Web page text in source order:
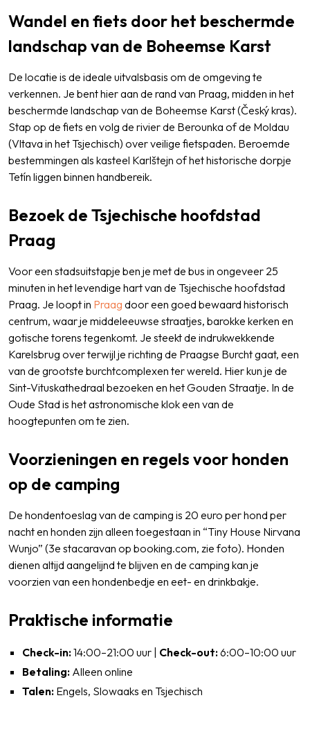
Wandel en fiets door het beschermde
landschap van de Boheemse Karst
De locatie is de ideale uitvalsbasis om de omgeving te
verkennen. Je bent hier aan de rand van Praag, midden in het
beschermde landschap van de Boheemse Karst (Český kras).
Stap op de fiets en volg de rivier de Berounka of de Moldau
(Vltava in het Tsjechisch) over veilige fietspaden. Beroemde
bestemmingen als kasteel Karlštejn of het historische dorpje
Tetín liggen binnen handbereik.
Bezoek de Tsjechische hoofdstad
Praag
Voor een stadsuitstapje ben je met de bus in ongeveer 25
minuten in het levendige hart van de Tsjechische hoofdstad
Praag. Je loopt in Praag door een goed bewaard historisch
centrum, waar je middeleeuwse straatjes, barokke kerken en
gotische torens tegenkomt. Je steekt de indrukwekkende
Karelsbrug over terwijl je richting de Praagse Burcht gaat, een
van de grootste burchtcomplexen ter wereld. Hier kun je de
Sint-Vituskathedraal bezoeken en het Gouden Straatje. In de
Oude Stad is het astronomische klok een van de
hoogtepunten om te zien.
Voorzieningen en regels voor honden
op de camping
De hondentoeslag van de camping is 20 euro per hond per
nacht en honden zijn alleen toegestaan in “Tiny House Nirvana
Wunjo” (3e stacaravan op booking.com, zie foto). Honden
dienen altijd aangelijnd te blijven en de camping kan je
voorzien van een hondenbedje en eet- en drinkbakje.
Praktische informatie
Check-in:14:00–21:00 uur | Check-out:6:00–10:00 uur
Betaling: Alleen online
Talen: Engels, Slowaaks en Tsjechisch